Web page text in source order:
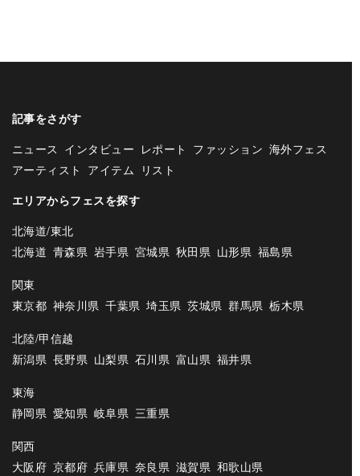
記事をさがす
ニュース インタビュー レポート ファッション 海外フェス
アーティスト アイテム リスト
エリアからフェスを探す
北海道/東北
北海道 青森県 岩手県 宮城県 秋田県 山形県 福島県
関東
東京都 神奈川県 千葉県 埼玉県 茨城県 群馬県 栃木県
北陸/甲信越
新潟県 長野県 山梨県 石川県 富山県 福井県
東海
静岡県 愛知県 岐阜県 三重県
関西
大阪府 京都府 兵庫県 奈良県 滋賀県 和歌山県